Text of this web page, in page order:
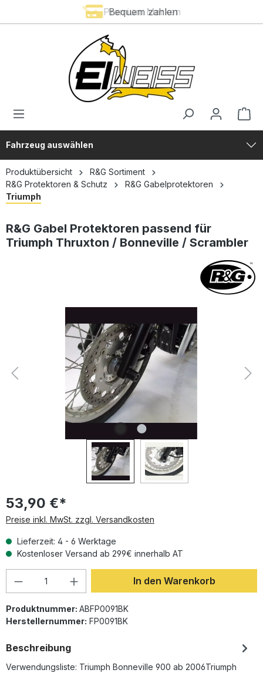
Premium Marken
Bequem zahlen
Fahrzeug auswählen
Produktübersicht
R&G Sortiment
R&G Protektoren & Schutz
R&G Gabelprotektoren
Triumph
R&G Gabel Protektoren passend für
Triumph Thruxton / Bonneville / Scrambler
53,90 €*
Preise inkl. MwSt. zzgl. Versandkosten
Lieferzeit: 4 - 6 Werktage
Kostenloser Versand ab 299€ innerhalb AT
Produkt Anzahl: Gib den gewünschten
In den Warenkorb
Produktnummer: ABFP0091BK
Herstellernummer: FP0091BK
Beschreibung
Verwendungsliste: Triumph Bonneville 900 ab 2006Triumph